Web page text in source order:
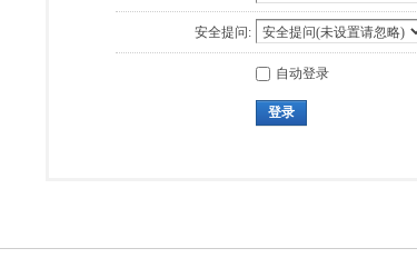
安全提问:
自动登录
登录